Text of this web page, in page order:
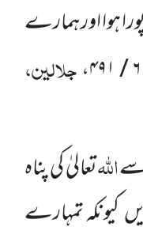
ہوا اور ہمارے
۶ / ۴۹۱ ،جلالین،
اللّٰہتعالیٰ کی پناہ
کیونکہ تمہارے